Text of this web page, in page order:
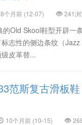
8个月前 (12-07) 241
的Old Skool鞋型开辟一
志性的侧边条纹（
皮革替...
范斯复古滑板
10个月前 (10-15)